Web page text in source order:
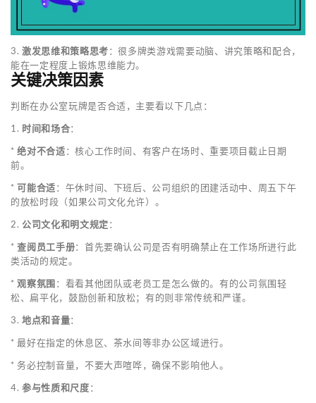
3. 激发思维和策略思考：很多牌类游戏需要动脑、讲究策略和配合，
能在一定程度上锻炼思维能力。
关键决策因素
判断在办公室玩牌是否合适，主要看以下几点：
1. 时间和场合：
*绝对不合适：核心工作时间、有客户在场时、重要项目截止日期
前。
*可能合适：午休时间、下班后、公司组织的团建活动中、周五下午
的放松时段（如果公司文化允许）。
2. 公司文化和明文规定：
*查阅员工手册：首先要确认公司是否有明确禁止在工作场所进行此
类活动的规定。
*观察氛围：看看其他团队或老员工是怎么做的。有的公司氛围轻
松、扁平化，鼓励创新和放松；有的则非常传统和严谨。
3. 地点和音量：
* 最好在指定的休息区、茶水间等非办公区域进行。
* 务必控制音量，不要大声喧哗，确保不影响他人。
4. 参与性质和尺度：